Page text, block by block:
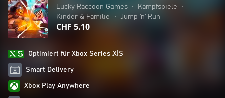
Lucky Raccoon Games • Kampfspiele
•
Kinder & Familie
• Jump ’n’ Run
CHF 5.10
Optimiert für Xbox Series X|S
Smart Delivery
Xbox Play Anywhere